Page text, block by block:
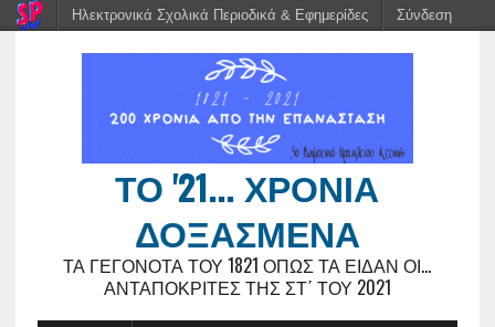
ΤΟ '21... ΧΡΌΝΙΑ
ΔΟΞΑΣΜΈΝΑ
ΤΑ ΓΕΓΟΝΌΤΑ ΤΟΥ 1821 ΌΠΩΣ ΤΑ ΕΊΔΑΝ ΟΙ...
ΑΝΤΑΠΟΚΡΙΤΈΣ ΤΗΣ ΣΤ΄ ΤΟΥ 2021
Ηλεκτρονικά Σχολικά Περιοδικά & Εφημερίδες Σύνδεση